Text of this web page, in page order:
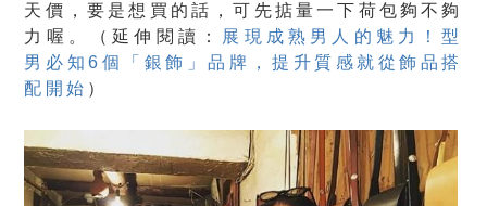
天價，要是想買的話，可先掂量一下荷包夠不夠
力喔。（延伸閱讀：
展現成熟男人的魅力！型
男必知6個「銀飾」品牌，提升質感就從飾品搭
配開始 ）